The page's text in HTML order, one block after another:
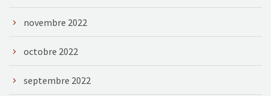
novembre 2022
octobre 2022
septembre 2022